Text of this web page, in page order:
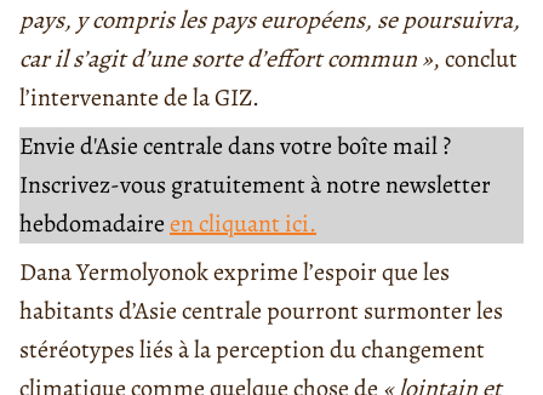
pays, y compris les pays européens, se poursuivra,
car il s’agit d’une sorte d’effort commun », conclut
l’intervenante de la GIZ.
Envie d'Asie centrale dans votre boîte mail ?
Inscrivez-vous gratuitement à notre newsletter
hebdomadaireen cliquant ici.
Dana Yermolyonok exprime l’espoir que les
habitants d’Asie centrale pourront surmonter les
stéréotypes liés à la perception du changement